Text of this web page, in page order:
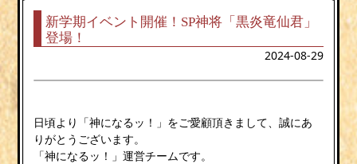
新学期イベント開催！SP神将「黒炎竜仙君」
登場！
2024-08-29
日頃より「神になるッ！」をご愛顧頂きまして、誠にあ
りがとうございます。
「神になるッ！」運営チームです。